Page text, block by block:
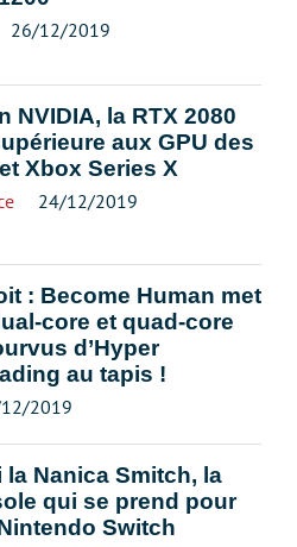
26/12/2019
NVIDIA, la RTX 2080
aux GPU des
Xbox Series X
24/12/2019
: Become Human met
core et quad-core
d’Hyper
au tapis !
2019
la Nanica Smitch, la
qui se prend pour
Switch